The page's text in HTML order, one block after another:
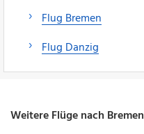
Flug Bremen
Flug Danzig
Weitere Flüge nach Bremen